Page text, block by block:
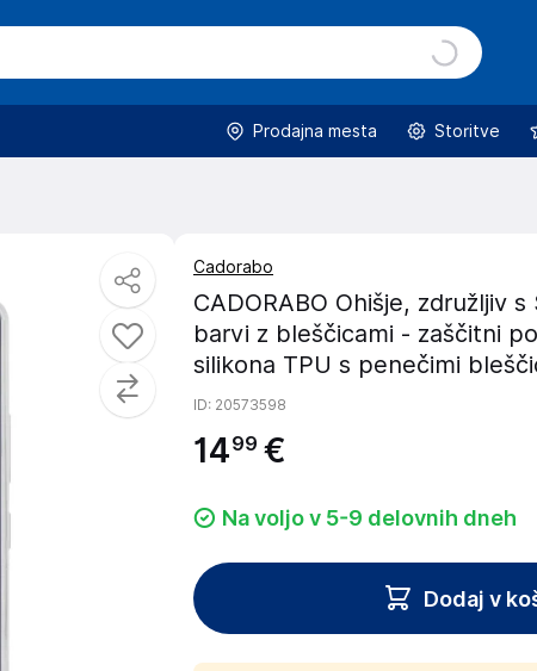
Prodajna mesta Storitve
Cadorabo
CADORABO Ohišje, združljiv
barvi z bleščicami - zaščitni
silikona TPU s penečimi
ID: 20573598
1499 €
Na voljo v 5-9 delovnih dneh
Dodaj v